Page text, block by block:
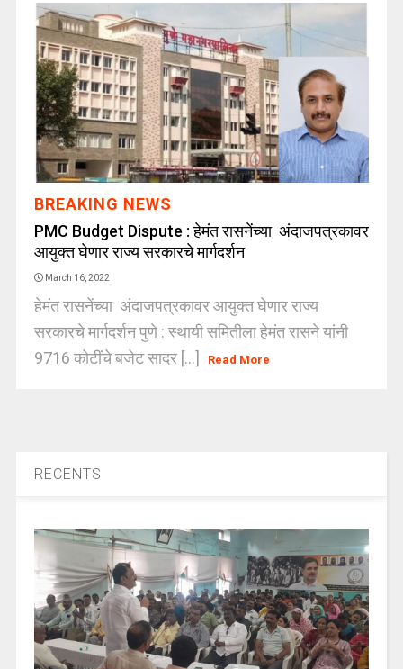
BREAKING NEWS
PMC Budget Dispute : हेमंत रासनेंच्या अंदाजपत्रकावर
आयुक्त घेणार राज्य सरकारचे मार्गदर्शन
March 16, 2022
हेमंत रासनेंच्या अंदाजपत्रकावर आयुक्त घेणार राज्य
सरकारचे मार्गदर्शन पुणे : स्थायी समितीला हेमंत रासने यांनी
9716 कोटींचे बजेट सादर [...]
Read More
RECENTS